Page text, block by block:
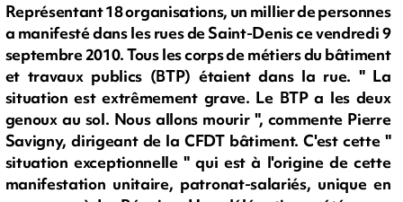
Représentant 18 organisations, un millier de personnes
a manifesté dans les rues de Saint-Denis ce vendredi 9
septembre 2010. Tous les corps de métiers du bâtiment
et travaux publics (BTP) étaient dans la rue. " La
situation est extrêmement grave. Le BTP a les deux
genoux au sol. Nous allons mourir ", commente Pierre
Savigny, dirigeant de la CFDT bâtiment. C'est cette "
situation exceptionnelle " qui est à l'origine de cette
manifestation unitaire, patronat-salariés, unique en